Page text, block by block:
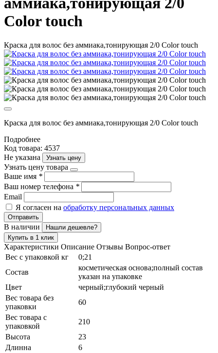
Color touch
Краска для волос без аммиака,тонирующая 2/0 Color touch
Краска для волос без аммиака,тонирующая 2/0 Color touch
Подробнее
Код товара: 4537
Не указана
Узнать цену
Узнать цену товара
Ваше имя *
Ваш номер телефона *
Email
Я согласен на обработку персональных данных
Отправить
В наличии
Нашли дешевле?
Купить в 1 клик
Характеристики Описание Отзывы Вопрос-ответ
Вес с упаковкой кг
0;21
Состав
косметическая основа;полный состав
указан на упаковке
Цвет
черный;глубокий черный
Вес товара без
упаковки
60
Вес товара с
упаковкой
210
Высота
23
Длинна
6